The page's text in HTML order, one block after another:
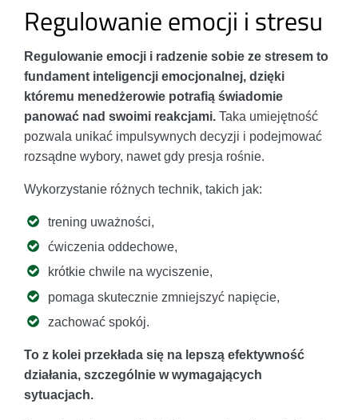
Regulowanie emocji i stresu
Regulowanie emocji i radzenie sobie ze stresem to
fundament inteligencji emocjonalnej, dzięki
któremu menedżerowie potrafią świadomie
panować nad swoimi reakcjami. Taka umiejętność
pozwala unikać impulsywnych decyzji i podejmować
rozsądne wybory, nawet gdy presja rośnie.
Wykorzystanie różnych technik, takich jak:
trening uważności,
ćwiczenia oddechowe,
krótkie chwile na wyciszenie,
pomaga skutecznie zmniejszyć napięcie,
zachować spokój.
To z kolei przekłada się na lepszą efektywność
działania, szczególnie w wymagających
sytuacjach.